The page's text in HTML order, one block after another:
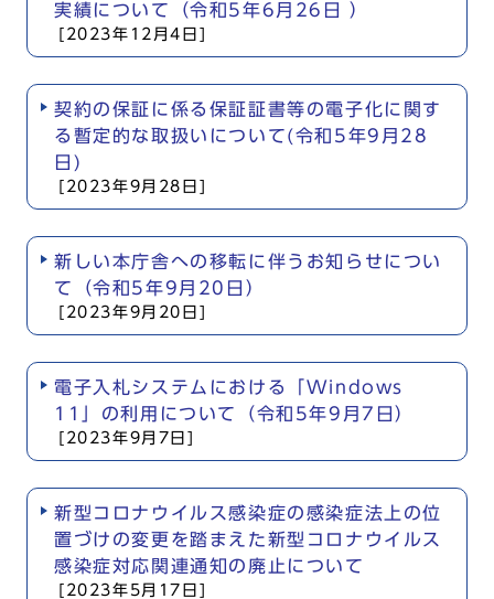
実績について（令和5年6月26日 ）
[2023年12月4日]
契約の保証に係る保証証書等の電子化に関す
る暫定的な取扱いについて(令和5年9月28
日)
[2023年9月28日]
新しい本庁舎への移転に伴うお知らせについ
て（令和5年9月20日）
[2023年9月20日]
電子入札システムにおける「Windows
11」の利用について（令和5年9月7日）
[2023年9月7日]
新型コロナウイルス感染症の感染症法上の位
置づけの変更を踏まえた新型コロナウイルス
感染症対応関連通知の廃止について
[2023年5月17日]